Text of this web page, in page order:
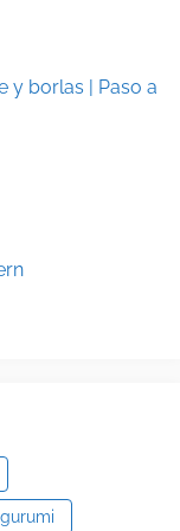
y borlas | Paso a